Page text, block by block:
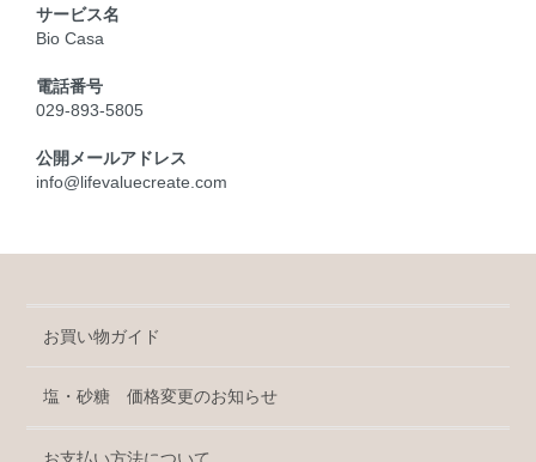
サービス名
Bio Casa
電話番号
029-893-5805
公開メールアドレス
info@lifevaluecreate.com
お買い物ガイド
塩・砂糖 価格変更のお知らせ